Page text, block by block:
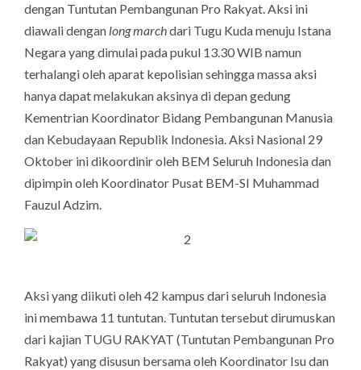
dengan Tuntutan Pembangunan Pro Rakyat. Aksi ini
diawali dengan long marchdari Tugu Kuda menuju Istana
Negara yang dimulai pada pukul 13.30 WIB namun
terhalangi oleh aparat kepolisian sehingga massa aksi
hanya dapat melakukan aksinya di depan gedung
Kementrian Koordinator Bidang Pembangunan Manusia
dan Kebudayaan Republik Indonesia. Aksi Nasional 29
Oktober ini dikoordinir oleh BEM Seluruh Indonesia dan
dipimpin oleh Koordinator Pusat BEM-SI Muhammad
Fauzul Adzim.
Aksi yang diikuti oleh 42 kampus dari seluruh Indonesia
ini membawa 11 tuntutan. Tuntutan tersebut dirumuskan
dari kajian TUGU RAKYAT (Tuntutan Pembangunan Pro
Rakyat) yang disusun bersama oleh Koordinator Isu dan